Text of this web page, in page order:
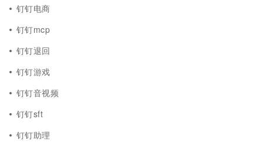
钉钉电商
钉钉mcp
钉钉退回
钉钉游戏
钉钉音视频
钉钉sft
钉钉助理